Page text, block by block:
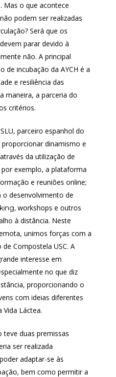
Mas o que acontece
podem ser realizadas
Será que os
parar devido à
não. A principal
de incubação da AYCH é a
e resiliência das
maneira, a parceria do
critérios.
parceiro espanhol do
dinamismo e
da utilização de
exemplo, a plataforma
e reuniões online;
desenvolvimento de
workshops e outros
à distância. Neste
unimos forças com a
Compostela USC. A
interesse em
no que diz
proporcionando o
com ideias diferentes
Láctea.
teve duas premissas
ser realizada
adaptar-se às
bem como permitir a